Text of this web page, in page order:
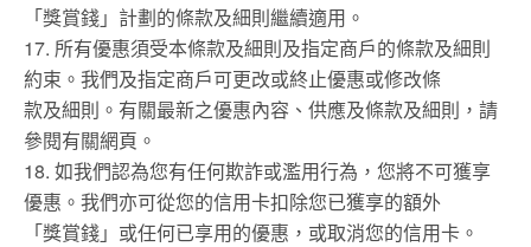
「獎賞錢」計劃的條款及細則繼續適用。
17. 所有優惠須受本條款及細則及指定商戶的條款及細則
約束。我們及指定商戶可更改或終止優惠或修改條
款及細則。有關最新之優惠內容、供應及條款及細則，請
參閱有關網頁。
18. 如我們認為您有任何欺詐或濫用行為，您將不可獲享
優惠。我們亦可從您的信用卡扣除您已獲享的額外
「獎賞錢」或任何已享用的優惠，或取消您的信用卡。